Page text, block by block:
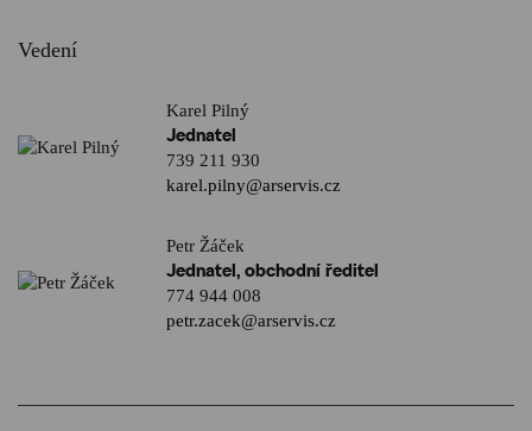
Vedení
Karel Pilný
Jednatel
739 211 930
karel.pilny@arservis.cz
Petr Žáček
Jednatel, obchodní ředitel
774 944 008
petr.zacek@arservis.cz